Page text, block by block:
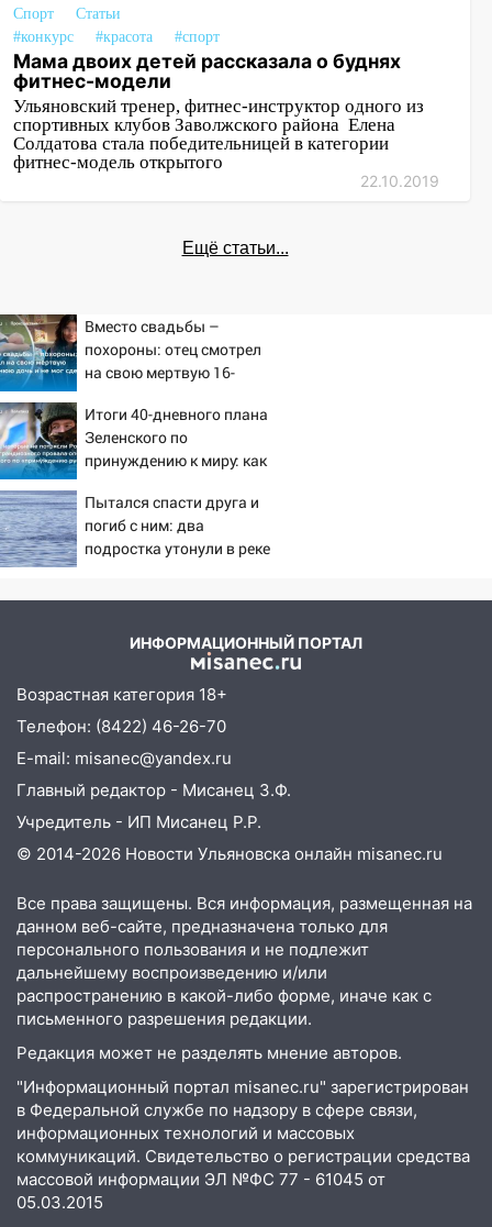
Спорт
Статьи
#конкурс
#красота #спорт
Мама двоих детей рассказала о буднях
фитнес-модели
Ульяновский тренер, фитнес-инструктор одного из
спортивных клубов Заволжского района Елена
Солдатова стала победительницей в категории
фитнес-модель открытого
22.10.2019
Ещё статьи...
Вместо свадьбы –
похороны: отец смотрел
на свою мертвую 16-
сдержать слезы
Итоги 40-дневного плана
Зеленского по
принуждению к миру: как
разбор провала операции
Украины от военкора
Коца
Пытался спасти друга и
погиб с ним: два
подростка утонули в реке
ИНФОРМАЦИОННЫЙ ПОРТАЛ
Возрастная категория 18+
Телефон: (8422) 46-26-70
E-mail: misanec@yandex.ru
Главный редактор - Мисанец З.Ф.
Учредитель - ИП Мисанец Р.Р.
© 2014-2026 Новости Ульяновска онлайн misanec.ru
Все права защищены. Вся информация, размещенная на
данном веб-сайте, предназначена только для
персонального пользования и не подлежит
дальнейшему воспроизведению и/или
распространению в какой-либо форме, иначе как с
письменного разрешения редакции.
Редакция может не разделять мнение авторов.
"Информационный портал misanec.ru" зарегистрирован
в Федеральной службе по надзору в сфере связи,
информационных технологий и массовых
коммуникаций. Свидетельство о регистрации средства
массовой информации ЭЛ №ФС 77 - 61045 от
05.03.2015